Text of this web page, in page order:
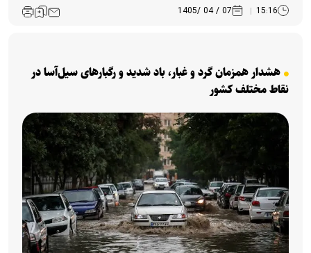
15:16
07 / 04 /1405
هشدار همزمان گرد و غبار، باد شدید و رگبار‌های سیل‌آسا در
نقاط مختلف کشور